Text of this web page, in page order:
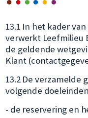
13.1 In het kader
verwerkt Leefmilieu
de geldende
Klant
13.2 De verzamelde
volgende
- de reservering en